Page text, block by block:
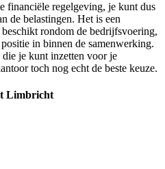
financiële regelgeving, je kunt dus
de belastingen. Het is een
rondom de bedrijfsvoering,
in binnen de samenwerking.
die je kunt inzetten voor je
toch nog echt de beste keuze.
Limbricht